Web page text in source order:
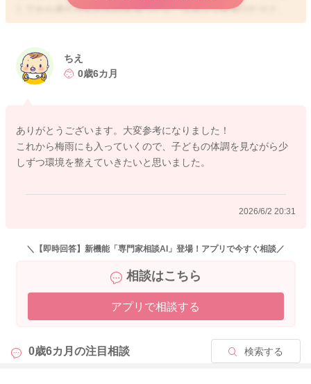
してから赤ちゃんのものを洗ったり、スポンジを分けたりと、
本当に丁寧に気を配ってこられたのですね。
ですし、その配慮は深い愛情からのものだと思います。
7〜8ヶ月頃から様子を見ながら一緒に洗う形に移行していくご
家庭もありますし、1歳を過ぎて大人と近い形の食事が増えてく
る頃には、シンクの扱いを完全に分ける必要性はさらに低くな
もちろん、赤ちゃんの体調やご家庭の安心感に合わせて、無理
らでないといけない、というわけではありません。
ただ、新生児期や低月齢の時期は、哺乳瓶や乳首にミルク汚れ
が残らないよう丁寧に洗い、月齢や使用状況に応じて消毒も取
そのうえで、生後5〜6ヶ月頃になり、離乳食が始まったり、指
ちえ
0歳6カ月
ありがとうございます。大変参考になりました！
これから梅雨にも入っていくので、子どもの体調を見ながら少
しずつ環境を整えていきたいと思いました。
2026/6/2 20:31
＼【即時回答】新機能「専門家相談AI」登場！アプリで今すぐ相談／
相談はこちら
アプリで相談する
0歳6カ月の注目相談 検索する